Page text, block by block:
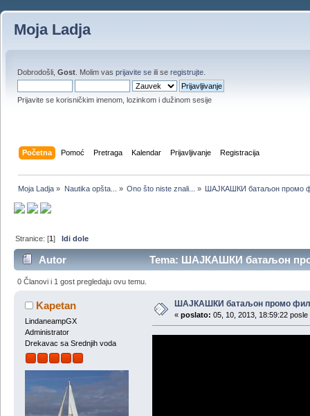
Moja Ladja
Dobrodošli, Gost . Molim vas prijavite se ili se registrujte
Prijavite se korisničkim imenom, lozinkom i dužinom sesije
Početna Pomoć Pretraga Kalendar Prijavljivanje Registracija
Moja Ladja » Nautika opšta... » Ono što niste znali... » ШАЈКАШКИ батаљон промо
Stranice: [1]Idi dole
Autor Tema: ШАЈКАШКИ батаљон
0 Članovi i 1 gost pregledaju ovu temu.
Kapetan
LindaneampGX
Administrator
Drekavac sa Srednjih voda
ШАЈКАШКИ батаљон промо
« poslato: 05, 10, 2013, 18:59:22 posle